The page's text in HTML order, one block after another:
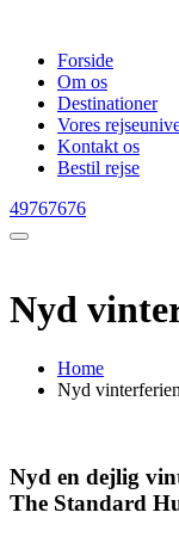
Forside
Om os
Destinationer
Vores
Kontakt os
Bestil rejse
49767676
Nyd
Home
Nyd
Nyd en dejlig
The Standard